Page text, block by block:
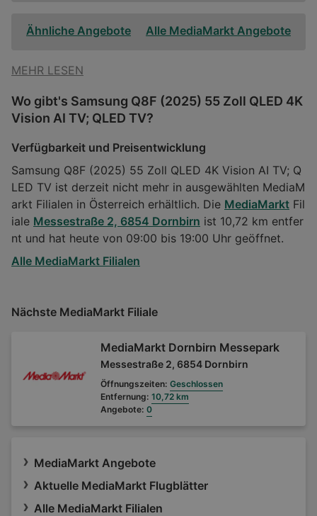
Ähnliche Angebote Alle MediaMarkt Angebote
MEHR LESEN
Wo gibt's Samsung Q8F (2025) 55 Zoll QLED 4K
Vision AI TV; QLED TV?
Verfügbarkeit und Preisentwicklung
Samsung Q8F (2025) 55 Zoll QLED 4K Vision AI TV; Q
LED TV ist derzeit nicht mehr in ausgewählten MediaM
arkt Filialen in Österreich erhältlich. Die MediaMarkt Fil
iale Messestraße 2, 6854 Dornbirn ist 10,72 km entfer
nt und hat heute von 09:00 bis 19:00 Uhr geöffnet.
Alle MediaMarkt Filialen
Nächste MediaMarkt Filiale
MediaMarkt Dornbirn Messepark
Messestraße 2, 6854 Dornbirn
Öffnungszeiten: Geschlossen
Entfernung: 10,72 km
Angebote: 0
MediaMarkt Angebote
Aktuelle MediaMarkt Flugblätter
Alle MediaMarkt Filialen